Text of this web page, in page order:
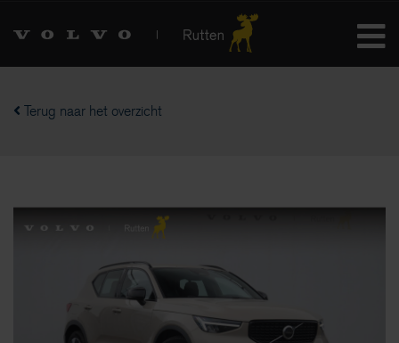
Terug naar het overzicht